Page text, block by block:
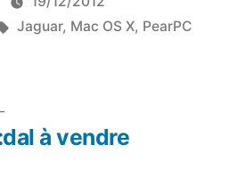
Étiquettes :
Jaguar, Mac OS X, PearPC
Article
suivant :
à vendre